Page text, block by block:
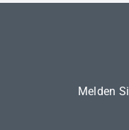
Melden